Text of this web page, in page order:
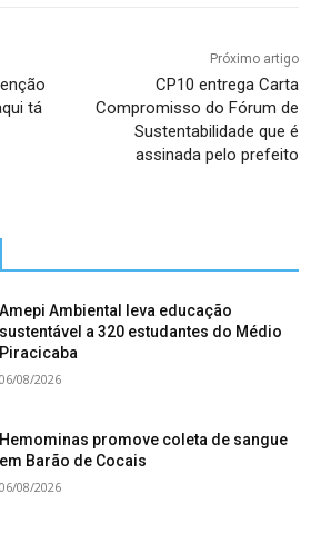
tá
Próximo artigo
CP10 entrega Carta
Compromisso do Fórum de
Sustentabilidade que é
assinada pelo prefeito
Amepi Ambiental leva educação
sustentável a 320 estudantes do Médio
Piracicaba
06/08/2026
Hemominas promove coleta de sangue
em Barão de Cocais
06/08/2026